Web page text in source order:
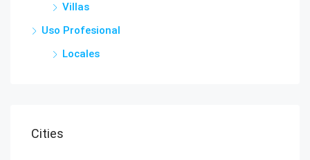
Villas
Uso Profesional
Locales
Cities